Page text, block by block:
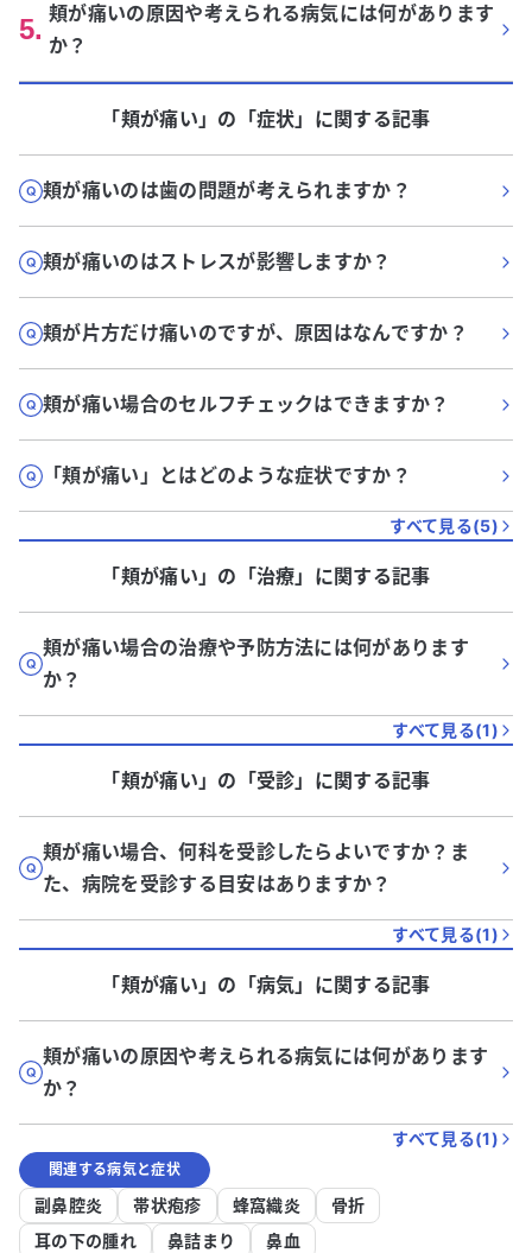
5. 頬が痛いの原因や考えられる病気には何があります
か？
「頬が痛い」 の「症状」に関する記事
頬が痛いのは歯の問題が考えられますか？
頬が痛いのはストレスが影響しますか？
頬が片方だけ痛いのですが、原因はなんですか？
頬が痛い場合のセルフチェックはできますか？
「頬が痛い」とはどのような症状ですか？
すべて見る(5)
「頬が痛い」 の「治療」に関する記事
頬が痛い場合の治療や予防方法には何があります
か？
すべて見る(1)
「頬が痛い」 の「受診」に関する記事
頬が痛い場合、何科を受診したらよいですか？ま
た、病院を受診する目安はありますか？
すべて見る(1)
「頬が痛い」 の「病気」に関する記事
頬が痛いの原因や考えられる病気には何があります
か？
すべて見る(1)
関連する病気と症状
副鼻腔炎 帯状疱疹 蜂窩織炎
骨折
耳の下の腫れ
鼻詰まり 鼻血